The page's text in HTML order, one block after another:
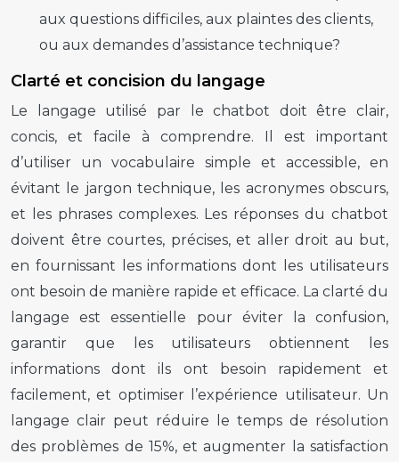
aux questions difficiles, aux plaintes des clients,
ou aux demandes d’assistance technique?
Clarté et concision du langage
Le langage utilisé par le chatbot doit être clair,
concis, et facile à comprendre. Il est important
d’utiliser un vocabulaire simple et accessible, en
évitant le jargon technique, les acronymes obscurs,
et les phrases complexes. Les réponses du chatbot
doivent être courtes, précises, et aller droit au but,
en fournissant les informations dont les utilisateurs
ont besoin de manière rapide et efficace. La clarté du
langage est essentielle pour éviter la confusion,
garantir que les utilisateurs obtiennent les
informations dont ils ont besoin rapidement et
facilement, et optimiser l’expérience utilisateur. Un
langage clair peut réduire le temps de résolution
des problèmes de 15%, et augmenter la satisfaction